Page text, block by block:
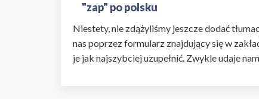
"zap" po polsku
Niestety, nie zdążyliśmy jeszcze dodać
nas poprzez formularz znajdujący się w
je jak najszybciej uzupełnić. Zwykle udaje